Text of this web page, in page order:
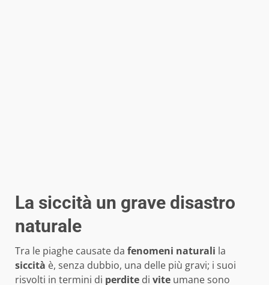
La siccità un grave disastro
naturale
Tra le piaghe causate da fenomeni naturali la
siccità è, senza dubbio, una delle più gravi; i suoi
risvolti in termini di perdite di vite umane sono